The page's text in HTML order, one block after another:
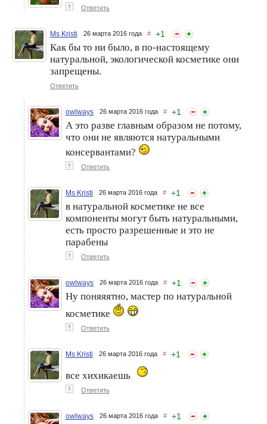
↑ Ответить
Ms Kristi 26 марта 2016 года # +1
Как бы то ни было, в по-настоящему
натуральной, экологической косметике они
запрещены.
Ответить
owlways 26 марта 2016 года # +1
А это разве главным образом не потому,
что они не являются натуральными
консервантами?
↑ Ответить
Ms Kristi 26 марта 2016 года # +1
в натуральной косметике не все
компоненты могут быть натуральными,
есть просто разрешенные и это не
парабены
↑ Ответить
owlways 26 марта 2016 года # +1
Ну поняяятно, мастер по натуральной
косметике
↑ Ответить
Ms Kristi 26 марта 2016 года # +1
все хихикаешь
↑ Ответить
owlways 26 марта 2016 года # +1